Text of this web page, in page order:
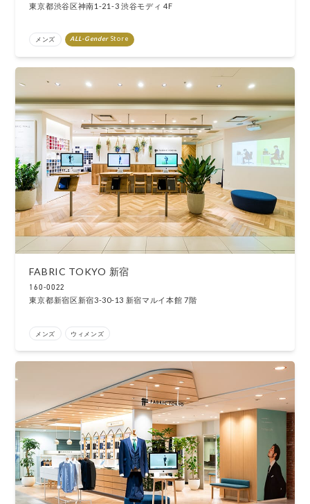
東京都渋谷区神南1-21-3 渋谷モディ 4F
メンズ ALL-Gender Store
FABRIC TOKYO 新宿
160-0022
東京都新宿区新宿3-30-13 新宿マルイ本館 7階
メンズ ウィメンズ